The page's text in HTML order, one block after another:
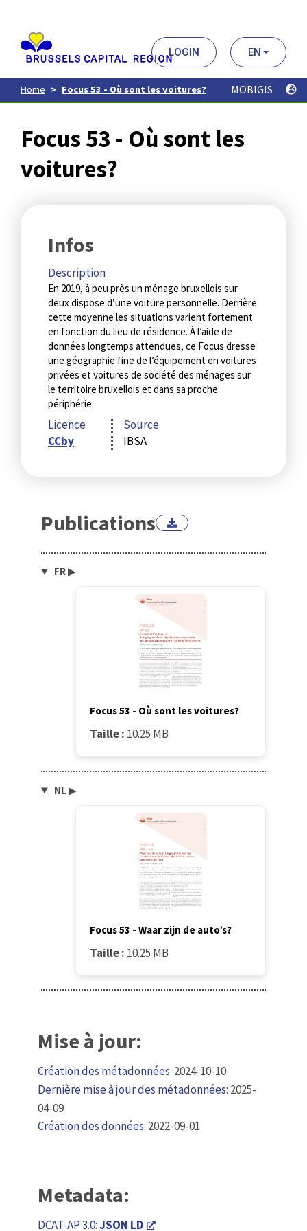
contenu
principal
LOGIN EN
Home Focus 53 - Où sont les voitures? MOBIGIS
Focus 53 - Où sont les
voitures?
Infos
Description
En 2019, à peu près un ménage bruxellois sur
deux dispose d’une voiture personnelle. Derrière
cette moyenne les situations varient fortement
en fonction du lieu de résidence. À l’aide de
données longtemps attendues, ce Focus dresse
une géographie fine de l’équipement en voitures
privées et voitures de société des ménages sur
le territoire bruxellois et dans sa proche
périphérie.
Licence
CCby
Source
IBSA
Publications
FR▶
Focus 53 - Où sont les voitures?
Taille : 10.25 MB
NL ▶
Focus 53 - Waar zijn de auto’s?
Taille : 10.25 MB
Mise à jour:
Création des métadonnées: 2024-10-10
Dernière mise à jour des métadonnées: 2025-
04-09
Création des données: 2022-09-01
Metadata:
DCAT-AP 3.0:JSON LD